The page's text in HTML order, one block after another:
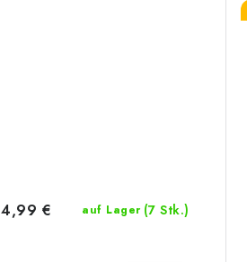
auf Lager (7 Stk.)
4,99 €